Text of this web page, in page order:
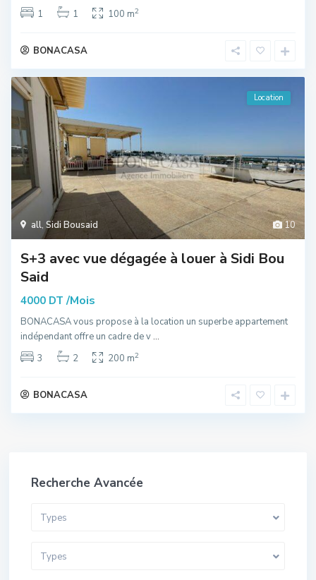
1 1 100 m2
BONACASA
10
all, Sidi Bousaid
Location
S+3 avec vue dégagée à louer à Sidi Bou
Said
4000 DT /Mois
BONACASA vous propose à la location un superbe appartement
indépendant offre un cadre de v...
3
2 200 m2
BONACASA
Recherche Avancée
Types
Types